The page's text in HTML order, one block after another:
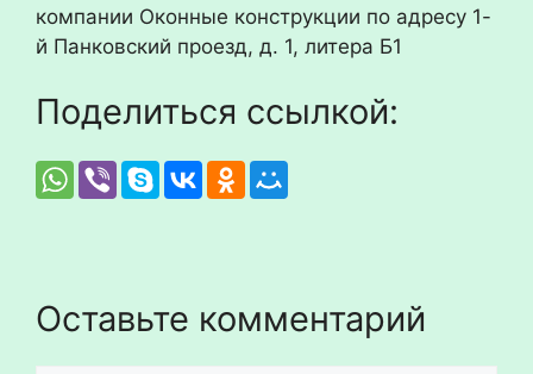
компании Оконные конструкции по адресу 1-
й Панковский проезд, д. 1, литера Б1
Поделиться ссылкой:
Оставьте комментарий